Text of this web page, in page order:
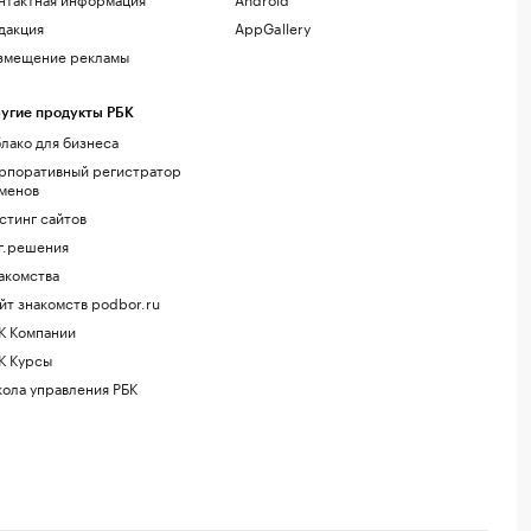
рекламы
продукты РБК
для бизнеса
регистратор
сайтов
знакомств podbor.ru
Компании
Курсы
управления РБК
AppGallery